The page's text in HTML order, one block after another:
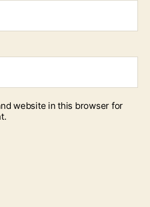
website in this browser for